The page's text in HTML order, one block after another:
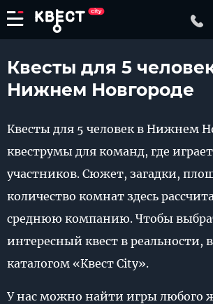
Квесты для 5
Нижнем Новгороде
Квесты для 5 человек в Нижнем
квеструмы для команд, где
участников. Сюжет, загадки,
количество комнат здесь
среднюю компанию. Чтобы
интересный квест в реальности,
каталогом «Квест City».
У нас можно найти игры любого